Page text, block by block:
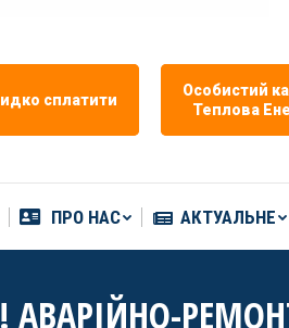
сплатити
Особистий
Теплова
ПРО НАС АКТУАЛЬНЕ
АВАРІЙНО-